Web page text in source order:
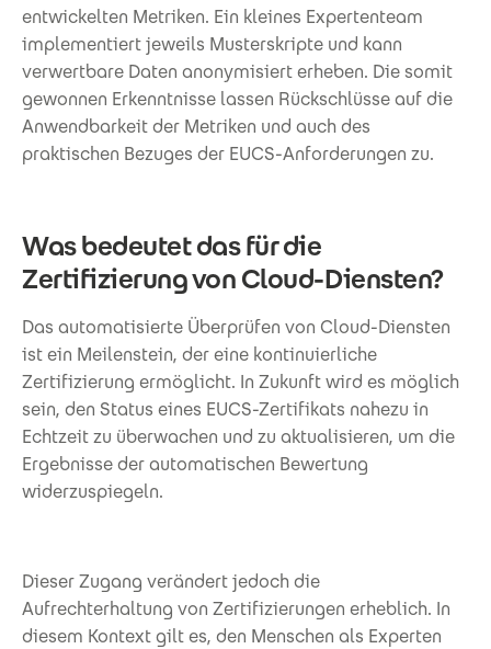
entwickelten Metriken. Ein kleines Expertenteam
implementiert jeweils Musterskripte und kann
verwertbare Daten anonymisiert erheben. Die somit
gewonnen Erkenntnisse lassen Rückschlüsse auf die
Anwendbarkeit der Metriken und auch des
praktischen Bezuges der EUCS-Anforderungen zu.
Was bedeutet das für die
Zertifizierung von Cloud-Diensten?
Das automatisierte Überprüfen von Cloud-Diensten
ist ein Meilenstein, der eine kontinuierliche
Zertifizierung ermöglicht. In Zukunft wird es möglich
sein, den Status eines EUCS-Zertifikats nahezu in
Echtzeit zu überwachen und zu aktualisieren, um die
Ergebnisse der automatischen Bewertung
widerzuspiegeln.
Dieser Zugang verändert jedoch die
Aufrechterhaltung von Zertifizierungen erheblich. In
diesem Kontext gilt es, den Menschen als Experten